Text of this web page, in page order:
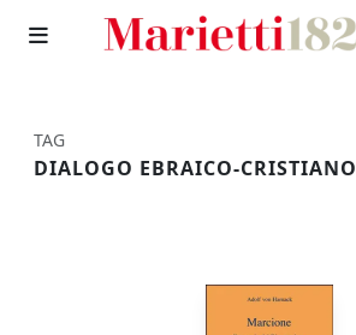
TAG
DIALOGO EBRAICO-CRISTIANO